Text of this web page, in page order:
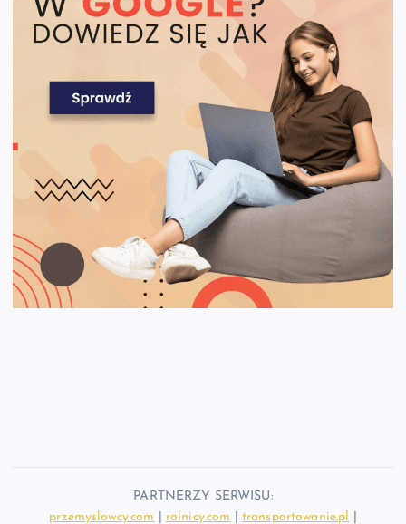
PARTNERZY SERWISU:
przemyslowcy.com
rolnicy.com transportowanie.pl